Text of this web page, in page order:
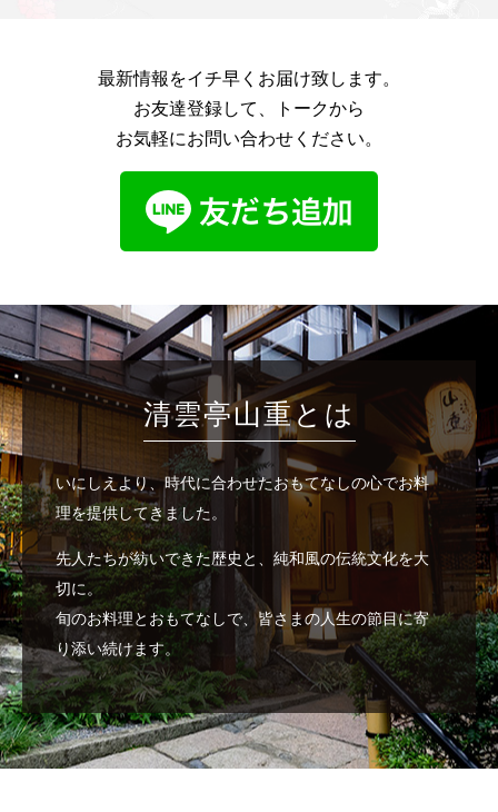
最新情報をイチ早くお届け致します。
お友達登録して、トークから
お気軽にお問い合わせください。
清雲亭山重とは
いにしえより、時代に合わせたおもてなしの心でお料
理を提供してきました。
先人たちが紡いできた歴史と、純和風の伝統文化を大
切に。
旬のお料理とおもてなしで、皆さまの人生の節目に寄
り添い続けます。